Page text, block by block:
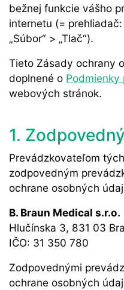
bežnej funkcie vášho
internetu (=
„Súbor“ > „Tlač“).
Tieto Zásady ochrany
doplnené o Podmienky
webových stránok.
1.
Prevádzkovateľom
zodpovedným
ochrane osobných
B. Braun Medical s.r.o.
Hlučínska 3, 831 03
IČO: 31 350 780
Zodpovednými
ochrane osobných